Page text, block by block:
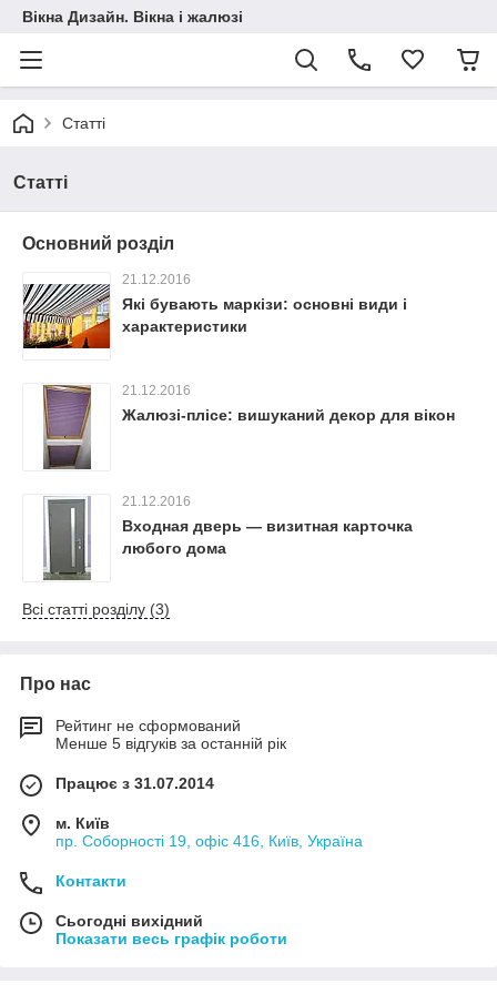
Вікна Дизайн. Вікна і жалюзі
Статті
Статті
Основний розділ
21.12.2016
Які бувають маркізи: основні види і
характеристики
21.12.2016
Жалюзі-плісе: вишуканий декор для вікон
21.12.2016
Входная дверь — визитная карточка
любого дома
Всі статті розділу (3)
Про нас
Рейтинг не сформований
Менше 5 відгуків за останній рік
Працює з 31.07.2014
м. Київ
пр. Соборності 19, офіс 416, Київ, Україна
Контакти
Сьогодні вихідний
Показати весь графік роботи